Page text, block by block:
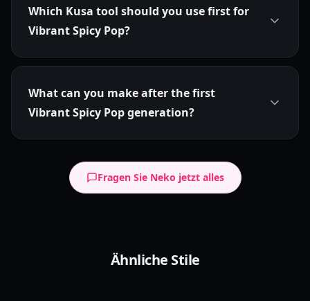
Which Kusa tool should you use first for
Vibrant Spicy Pop?
What can you make after the first
Vibrant Spicy Pop generation?
Fragen Sie Neko jetzt alles
Ähnliche Stile